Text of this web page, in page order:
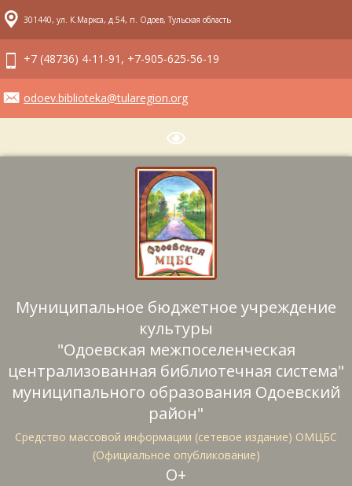
301440, ул. К.Маркса, д.54, п. Одоев, Тульская область
+7 (48736) 4-11-91, +7-905-625-56-19
odoev.biblioteka@tularegion.org
Муниципальное бюджетное учреждение
культуры
"Одоевская межпоселенческая
централизованная библиотечная система"
муниципального образования Одоевский
район"
Средство массовой информации (сетевое издание) ОМЦБС
(Официальное опубликование)
О+